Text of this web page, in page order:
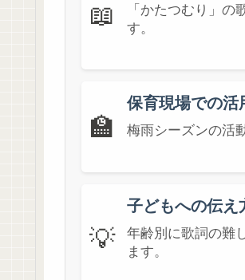
📖
「かたつむり」
す。
🏫
保育現場での活
梅雨シーズンの活
💡
子どもへの伝え
年齢別に歌詞の難
ます。